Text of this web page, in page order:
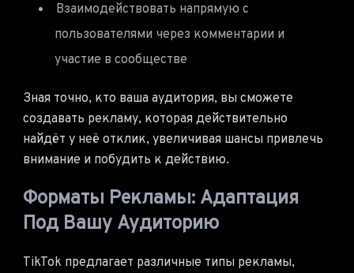
Взаимодействовать напрямую с
пользователями через комментарии и
участие в сообществе
Зная точно, кто ваша аудитория, вы сможете
создавать рекламу, которая действительно
найдёт у неё отклик, увеличивая шансы привлечь
внимание и побудить к действию.
Форматы Рекламы: Адаптация
Под Вашу Аудиторию
TikTok предлагает различные типы рекламы,